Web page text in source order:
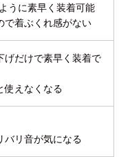
うに素早く装着可能
で着ぶくれ感がない
げだけで素早く装着で
使えなくなる
バリ音が気になる